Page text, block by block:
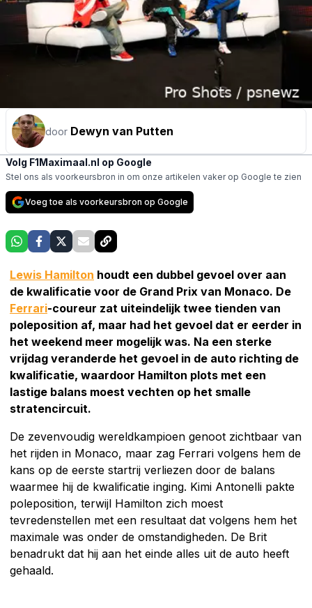
door Dewyn van Putten
Volg F1Maximaal.nl op Google
Stel ons als voorkeursbron in om onze artikelen vaker op Google te zien
Voeg toe als voorkeursbron op Google
Lewis Hamilton houdt een dubbel gevoel over aan
de kwalificatie voor de Grand Prix van Monaco. De
Ferrari-coureur zat uiteindelijk twee tienden van
poleposition af, maar had het gevoel dat er eerder in
het weekend meer mogelijk was. Na een sterke
vrijdag veranderde het gevoel in de auto richting de
kwalificatie, waardoor Hamilton plots met een
lastige balans moest vechten op het smalle
stratencircuit.
De zevenvoudig wereldkampioen genoot zichtbaar van
het rijden in Monaco, maar zag Ferrari volgens hem de
kans op de eerste startrij verliezen door de balans
waarmee hij de kwalificatie inging. Kimi Antonelli pakte
poleposition, terwijl Hamilton zich moest
tevredenstellen met een resultaat dat volgens hem het
maximale was onder de omstandigheden. De Brit
benadrukt dat hij aan het einde alles uit de auto heeft
gehaald.